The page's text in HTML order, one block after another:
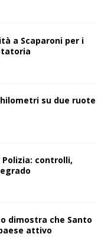
a Scaparoni per i
su due ruote
controlli,
dimostra che Santo
attivo